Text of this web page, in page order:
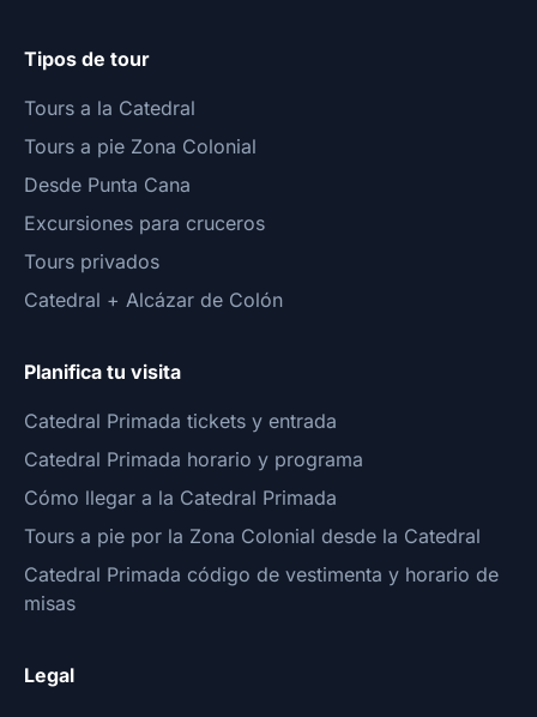
Tipos de tour
Tours a la Catedral
Tours a pie Zona Colonial
Desde Punta Cana
Excursiones para cruceros
Tours privados
Catedral + Alcázar de Colón
Planifica tu visita
Catedral Primada tickets y entrada
Catedral Primada horario y programa
Cómo llegar a la Catedral Primada
Tours a pie por la Zona Colonial desde la Catedral
Catedral Primada código de vestimenta y horario de
misas
Legal